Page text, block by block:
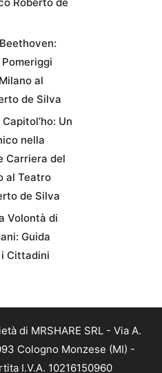
al
de Silva
Un
nella
Carriera del
al Teatro
de Silva
Volontà di
Guida
Cittadini
di MRSHARE SRL - Via A.
Cologno Monzese (MI) -
I.V.A. 10216150960